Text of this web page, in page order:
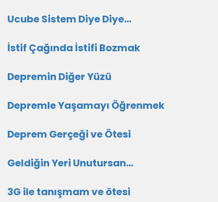
Ucube Sistem Diye Diye…
İstif Çağında İstifi Bozmak
Depremin Diğer Yüzü
Depremle Yaşamayı Öğrenmek
Deprem Gerçeği ve Ötesi
Geldiğin Yeri Unutursan…
3G ile tanışmam ve ötesi